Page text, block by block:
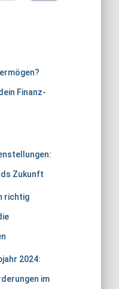
Finanz-
Zukunft
richtig
2024:
im